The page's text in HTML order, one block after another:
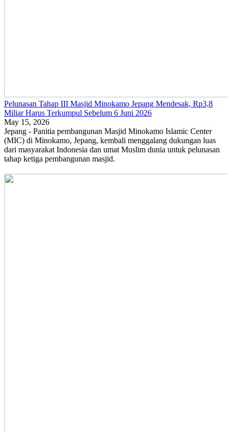
Pelunasan Tahap III Masjid Minokamo Jepang Mendesak, Rp3,8
Miliar Harus Terkumpul Sebelum 6 Juni 2026
May 15, 2026
Jepang - Panitia pembangunan Masjid Minokamo Islamic Center
(MIC) di Minokamo, Jepang, kembali menggalang dukungan luas
dari masyarakat Indonesia dan umat Muslim dunia untuk pelunasan
tahap ketiga pembangunan masjid.